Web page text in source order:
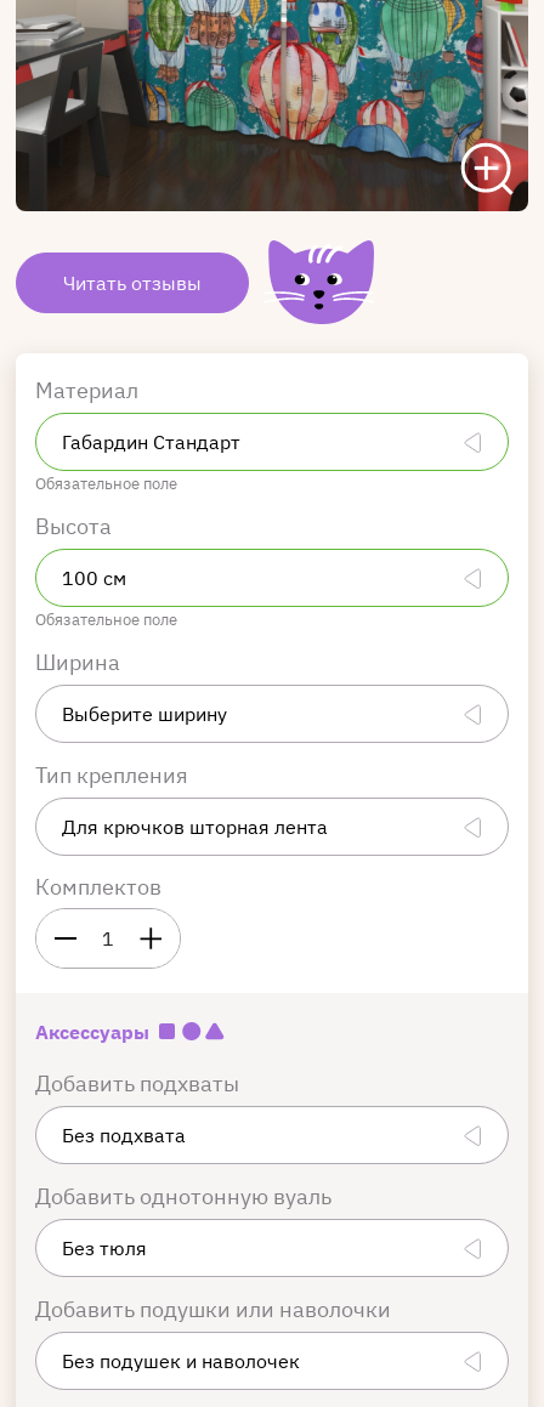
Читать отзывы
Материал
Обязательное поле
Высота
Обязательное поле
Ширина
Тип крепления
Комплектов
1
Аксессуары
Добавить подхваты
Добавить однотонную вуаль
Добавить подушки или наволочки